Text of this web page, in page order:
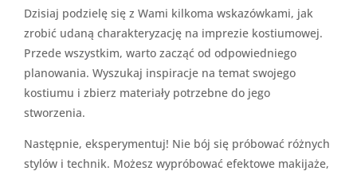
Dzisiaj podzielę się z Wami kilkoma wskazówkami, jak
zrobić udaną charakteryzację na imprezie kostiumowej.
Przede wszystkim, warto zacząć od odpowiedniego
planowania. Wyszukaj inspiracje na temat swojego
kostiumu i zbierz materiały potrzebne do jego
stworzenia.
Następnie, eksperymentuj! Nie bój się próbować różnych
stylów i technik. Możesz wypróbować efektowe makijaże,